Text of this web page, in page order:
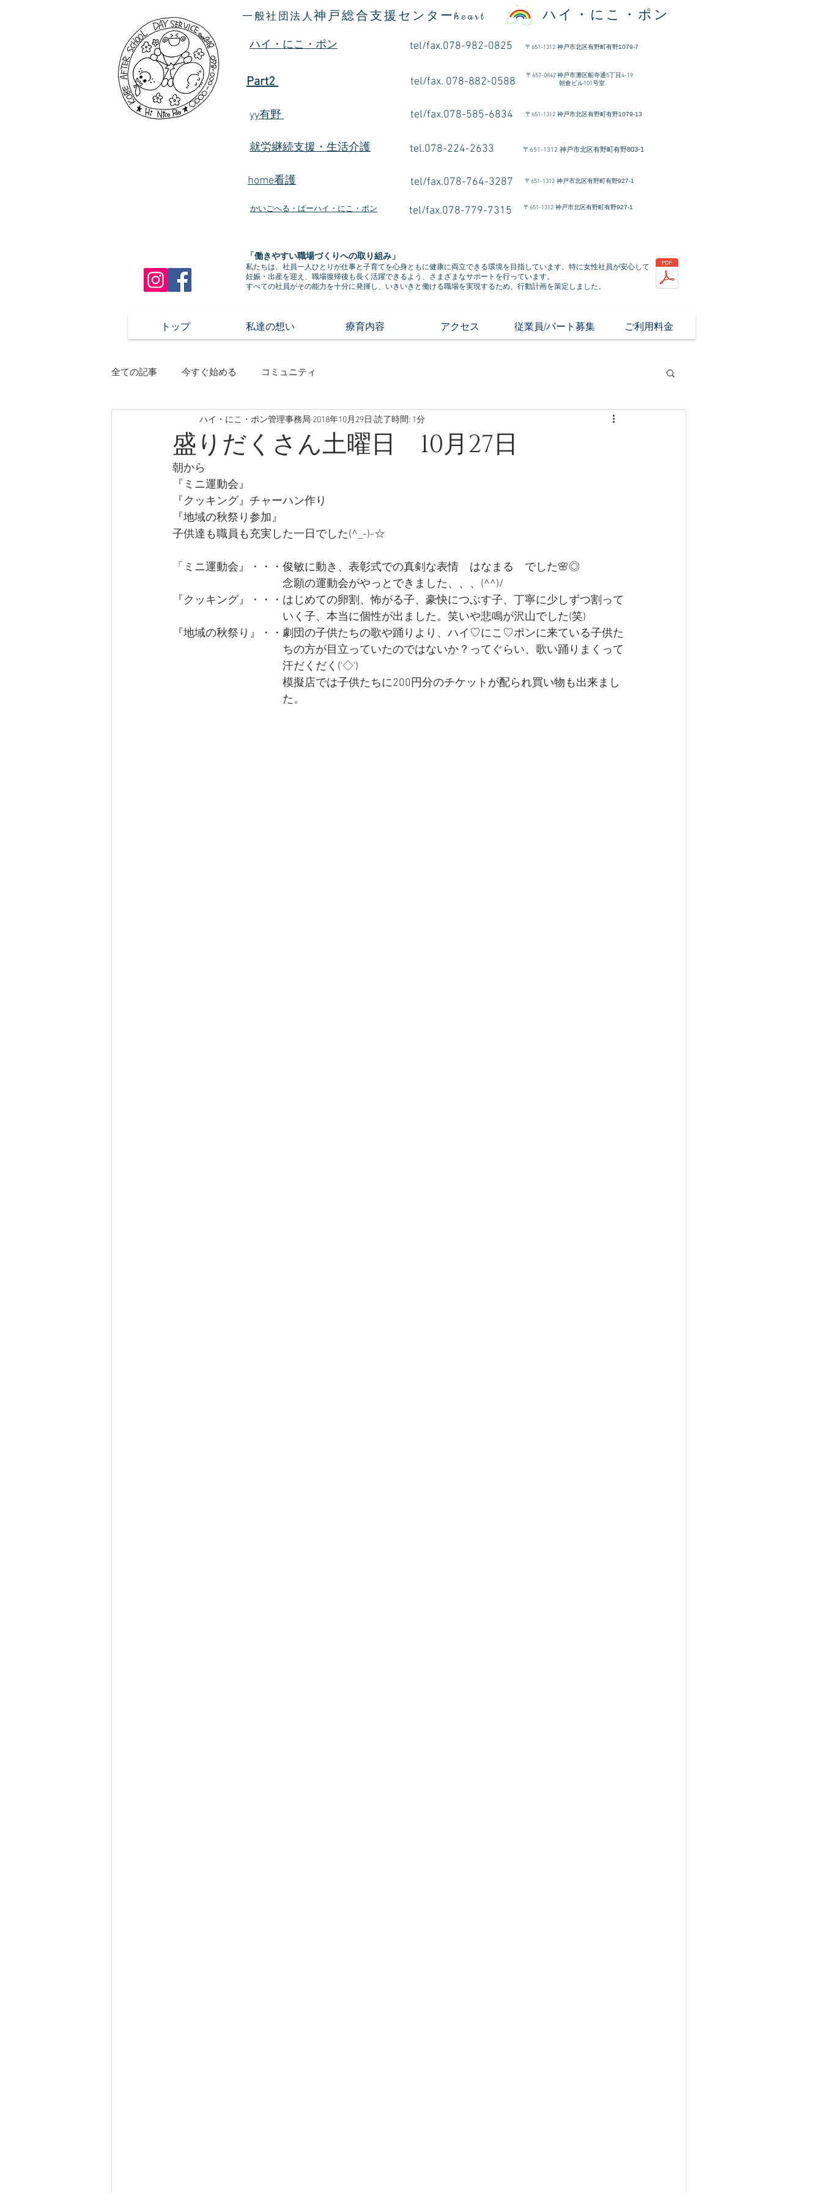
一般社団法人神戸総合支援センターheart ハイ・にこ・ポン
ハイ・にこ・ポン tel/fax.078-982-0825 〒 651-1312 ​神戸市北区有野町有野1079-7
Part2 tel/fax. 078-882-0588
〒 657-0842 神戸市灘区船寺通5丁目4-19
朝倉ビル101号室
yy有野 tel/fax.078-585-6834 〒 651-1312 神戸市北区有野町有野1079-13
就労継続支援・生活介護 tel.078-224-2633 〒 651-1312 神戸市北区有野町有野803-1
home看護 tel/fax.078-764-3287 〒 651-1312 神戸市北区有野町有野927-1
かいごへる・ぱーハイ・にこ・ポン tel/fax.078-779-7315 〒 651-1312 神戸市北区有野町有野927-1
「働きやすい職場づくりへの取り組み」
私たちは、社員一人ひとりが仕事と子育てを心身ともに健康に両立できる環境を目指しています。特に女性社員が安心して
妊娠・出産を迎え、職場復帰後も長く活躍できるよう、さまざまなサポートを行っています。
すべての社員がその能力を十分に発揮し、いきいきと働ける職場を実現するため、行動計画を策定しました。
トップ 私達の想い 療育内容 アクセス 従業員/パート募集 ご利用料金
全ての記事 今すぐ始める コミュニティ
盛りだくさん土曜日 10月27日
ハイ・にこ・ポン管理事務局 2018年10月29日 読了時間: 1分
朝から
『ミニ運動会』
『クッキング』チャーハン作り
『地域の秋祭り参加』
子供達も職員も充実した一日でした(^_-)-☆
「ミニ運動会』・・・俊敏に動き、表彰式での真剣な表情　はなまる　でした🌸◎
念願の運動会がやっとできました、、、(^^)/
『クッキング』・・・はじめての卵割、怖がる子、豪快につぶす子、丁寧に少しずつ割って
いく子、本当に個性が出ました。笑いや悲鳴が沢山でした(笑)
『地域の秋祭り』・・劇団の子供たちの歌や踊りより、ハイ♡にこ♡ポンに来ている子供た
ちの方が目立っていたのではないか？ってぐらい、歌い踊りまくって
汗だくだく('◇')ゞ
模擬店では子供たちに200円分のチケットが配られ買い物も出来まし
た。